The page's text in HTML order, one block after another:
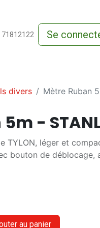
vente
71812122 Se
divers Mètre Ruban
-
TYLON, léger et
bouton de déblocage,
au panier